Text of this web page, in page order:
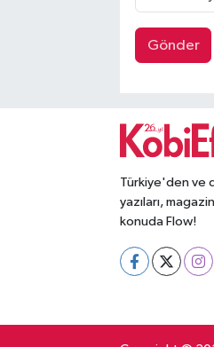
Gönder
Türkiye'den ve
yazıları,
konuda Flow!